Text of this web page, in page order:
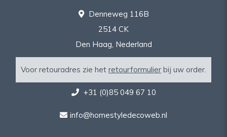
Denneweg 116B
2514 CK
Den Haag, Nederland
Voor retouradres zie het retourformulier bij uw order.
+31 (0)85 049 67 10
info@homestyledecoweb.nl